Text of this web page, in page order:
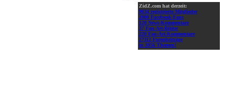
ZidZ.com hat derzeit:
9034 registrierte Mitglieder
2000 Facebook-Fans
120 News-Kommentare
37 Fan-Art-Bilder
220 Fan-Art-Kommentare
27112 Forenbeiträge
in 2056 Themen!